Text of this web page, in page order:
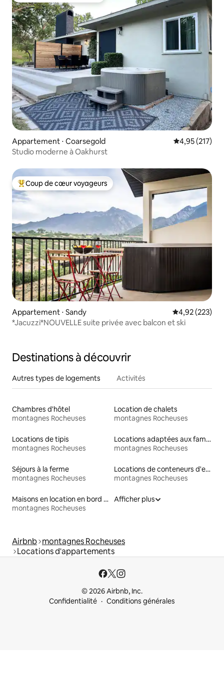
Appartement ⋅ Coarsegold Évaluation
4,95 (217)
Studio moderne à Oakhurst
Coups de cœur voyageurs les plus appréciés
Coup de cœur voyageurs
Appartement ⋅ Sandy Évaluation
4,92 (223)
*Jacuzzi*NOUVELLE suite privée avec balcon et ski
Destinations à découvrir
Autres types de logements Activités
Chambres d'hôtel
montagnes Rocheuses
Location de chalets
montagnes Rocheuses
Locations de tipis
montagnes Rocheuses
Locations adaptées aux familles
montagnes Rocheuses
Séjours à la ferme
montagnes Rocheuses
Locations de conteneurs d'expédition
montagnes Rocheuses
Maisons en location en bord de mer
montagnes Rocheuses
Afficher plus
Airbnb montagnes Rocheuses
Locations d'appartements
© 2026 Airbnb, Inc.
Confidentialité
Conditions générales